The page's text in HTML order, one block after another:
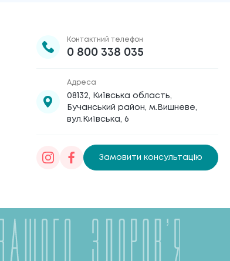
Контактний телефон
0 800 338 035
Адреса
08132, Київська область,
Бучанський район, м.Вишневе,
вул.Київська, 6
Замовити консультацію